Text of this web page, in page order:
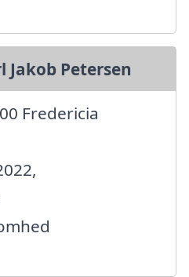
Jakob Petersen
Fredericia